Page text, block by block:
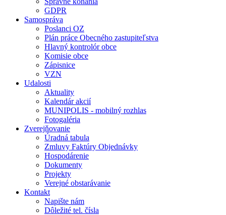
GDPR
Samospráva
Poslanci OZ
Plán práce Obecného zastupiteľstva
Hlavný kontrolór obce
Komisie obce
Zápisnice
VZN
Udalosti
Aktuality
Kalendár akcií
MUNIPOLIS - mobilný rozhlas
Fotogaléria
Zverejňovanie
Úradná tabula
Zmluvy Faktúry Objednávky
Hospodárenie
Dokumenty
Projekty
Verejné obstarávanie
Kontakt
Napište nám
Dôležité tel. čísla